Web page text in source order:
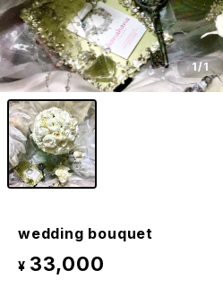
1/1
wedding bouquet
¥ 33,000